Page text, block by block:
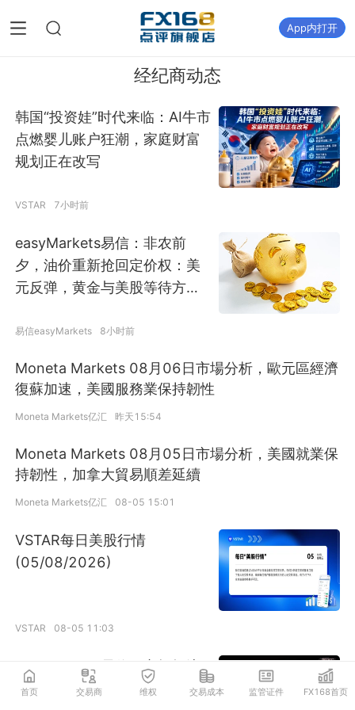
App内打开
经纪商动态
韩国“投资娃”时代来临：AI牛市
点燃婴儿账户狂潮，家庭财富
规划正在改写
VSTAR 7小时前
easyMarkets易信：非农前
夕，油价重新抢回定价权：美
元反弹，黄金与美股等待方向
易信easyMarkets 8小时前
Moneta Markets 08月06日市場分析，歐元區經濟
復蘇加速，美國服務業保持韌性
Moneta Markets亿汇 昨天15:54
Moneta Markets 08月05日市場分析，美國就業保
持韌性，加拿大貿易順差延續
Moneta Markets亿汇 08-05 15:01
VSTAR每日美股行情
(05/08/2026)
VSTAR 08-05 11:03
easyMarkets易信：市场押注
外交突破，油价暴跌释放通胀
首页 交易商 维权 交易成本 监管证件 FX168首页